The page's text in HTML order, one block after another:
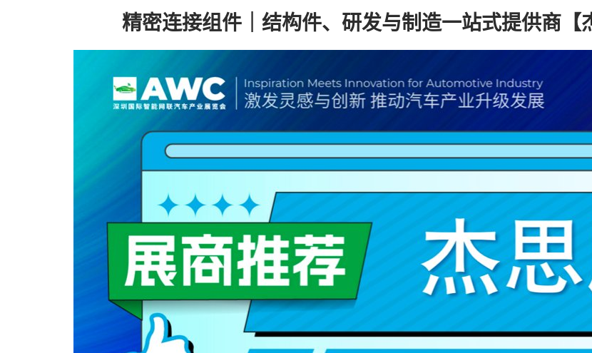
展馆平面图
交通住宿
为何参展
观众范围
展商增值服务CMO
励展通
特邀买家
商务配对
展商名录
RX Connect 励展通
精密连接组件｜结构件、研发与制造一站式提供商【